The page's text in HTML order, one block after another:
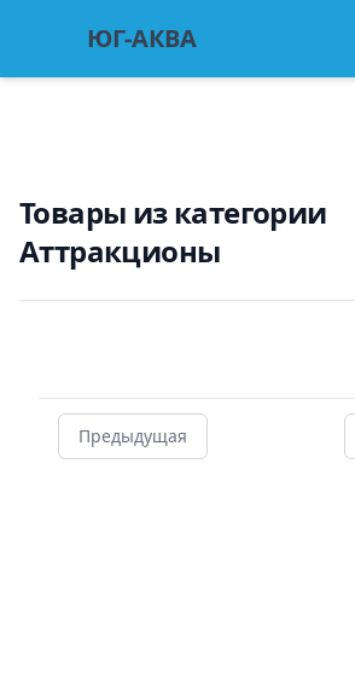
ЮГ АкваЮГ-АКВА
Товары из категории
Аттракционы
Предыдущая